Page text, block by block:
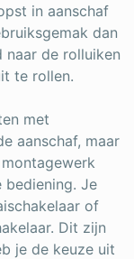
in aanschaf
dan
de rolluiken
te rollen.
met
aanschaf, maar
bediening. Je
of
Dit zijn
je de keuze uit